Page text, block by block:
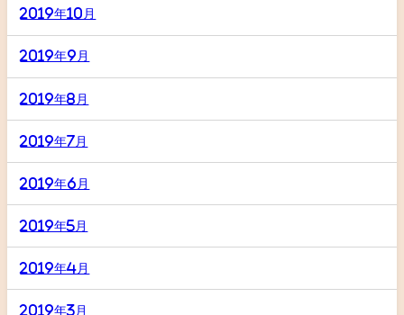
2019年10月
2019年9月
2019年8月
2019年7月
2019年6月
2019年5月
2019年4月
2019年3月